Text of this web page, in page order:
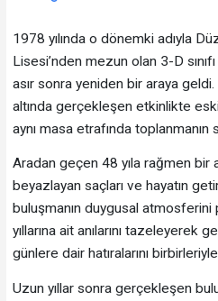
1978 yılında o dönemki adıyla
Lisesi’nden mezun olan 3-D
asır sonra yeniden bir araya geldi.
altında gerçekleşen etkinlikte eski
aynı masa etrafında toplanmanın
Aradan geçen 48 yıla rağmen bir
beyazlayan saçları ve hayatın
buluşmanın duygusal atmosferini
yıllarına ait anılarını tazeleyerek
günlere dair hatıralarını
Uzun yıllar sonra gerçekleşen